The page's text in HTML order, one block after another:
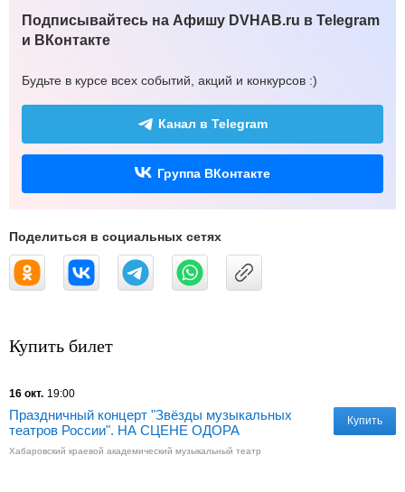
Подписывайтесь на Афишу DVHAB.ru в Telegram
и ВКонтакте
Будьте в курсе всех событий, акций и конкурсов :)
Канал в Telegram
Группа ВКонтакте
Поделиться в социальных сетях
Купить билет
16 окт. 19:00
Праздничный концерт "Звёзды музыкальных
театров России". НА СЦЕНЕ ОДОРА
Хабаровский краевой академический музыкальный театр
Купить